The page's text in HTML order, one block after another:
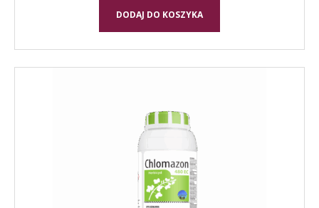
DODAJ DO KOSZYKA